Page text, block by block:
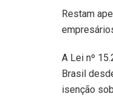
Restam
A Lei nº
Brasil
isenção